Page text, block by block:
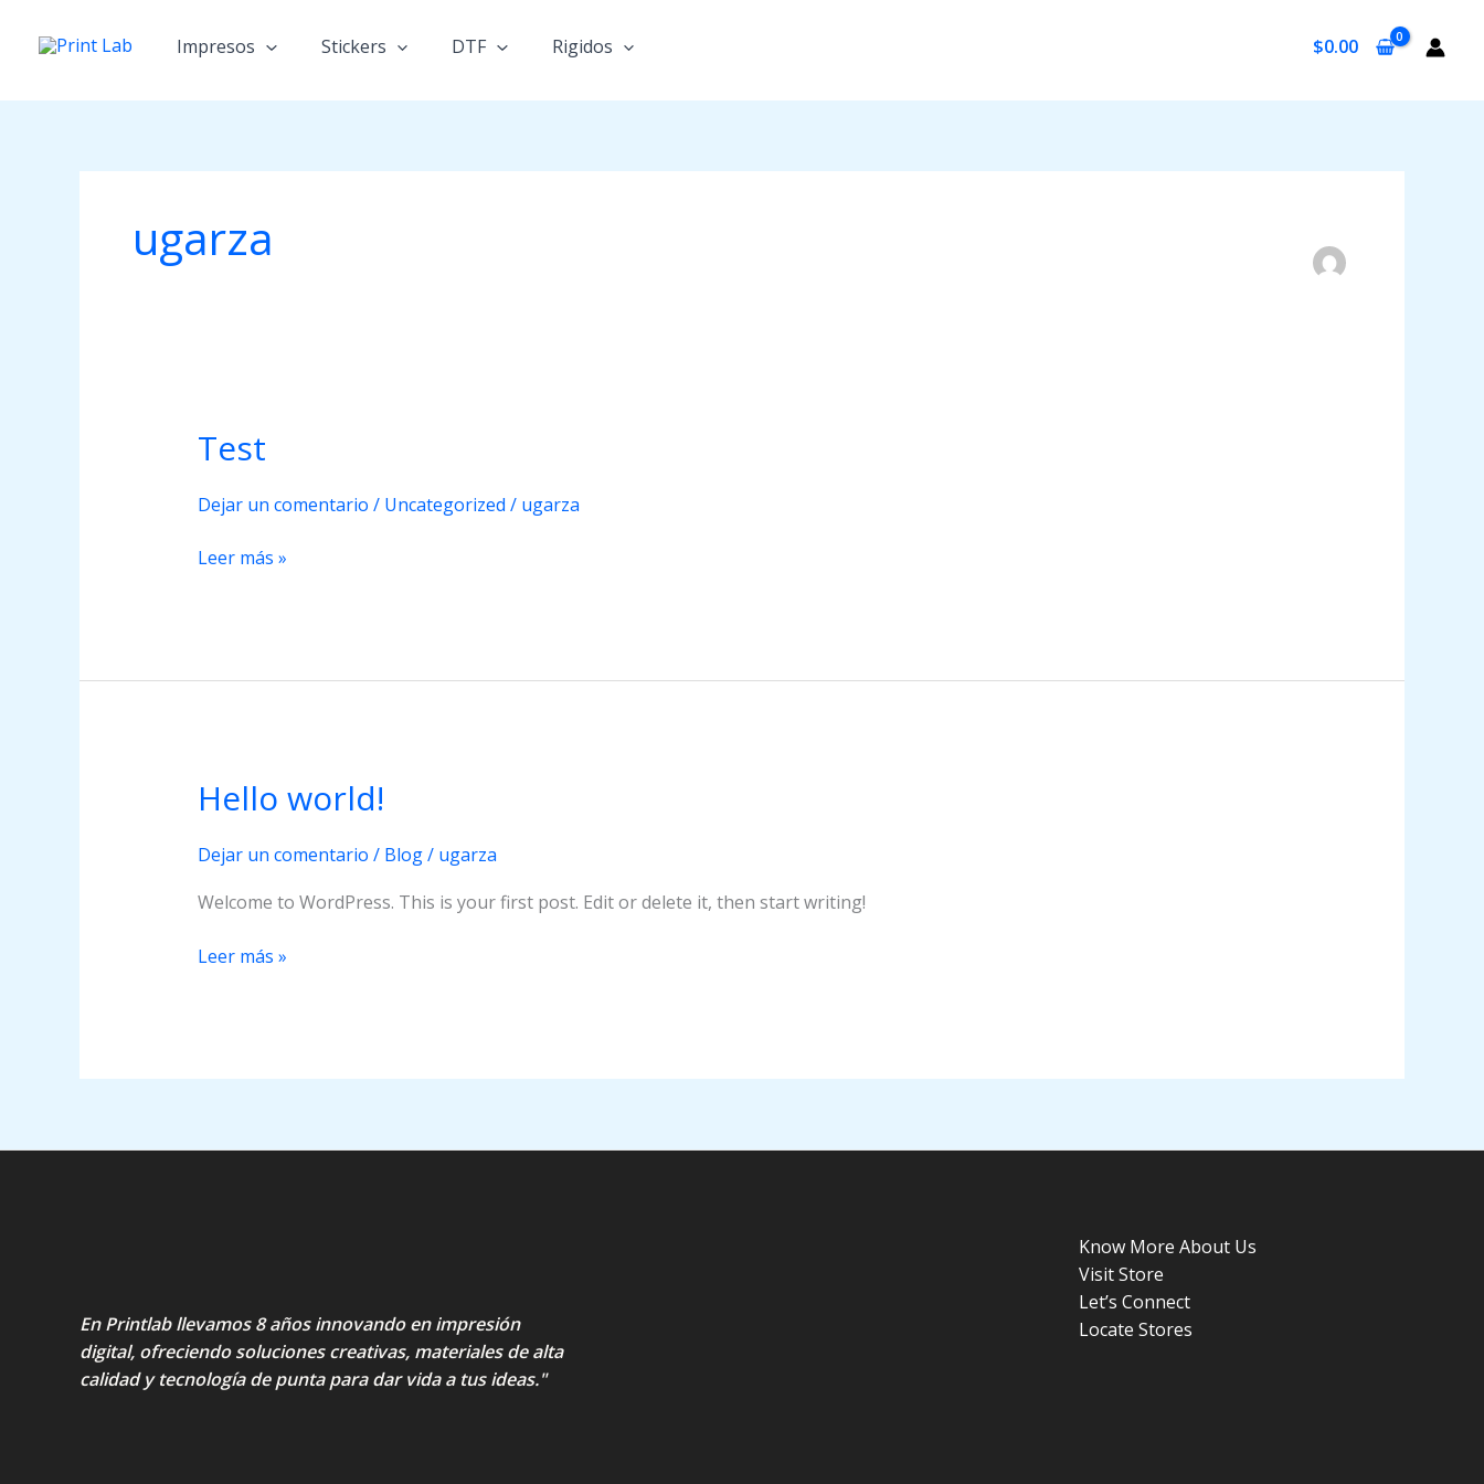
Impresos Stickers DTF Rigidos $0.00
ugarza
Test
Dejar un comentario / Uncategorized / ugarza
Test
Leer más »
Hello world!
Dejar un comentario / Blog/ ugarza
Welcome to WordPress. This is your first post. Edit or delete it, then start writing!
Hello
world!
Leer más »
En Printlab llevamos 8 años innovando en impresión
digital, ofreciendo soluciones creativas, materiales de alta
calidad y tecnología de punta para dar vida a tus ideas."
Know More About Us
Visit Store
Let’s Connect
Locate Stores